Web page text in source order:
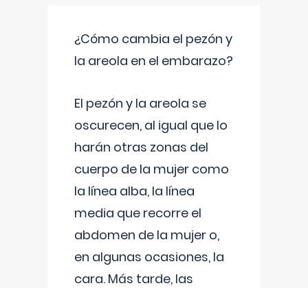
¿Cómo cambia el pezón y
la areola en el embarazo?
El pezón y la areola se
oscurecen, al igual que lo
harán otras zonas del
cuerpo de la mujer como
la línea alba, la línea
media que recorre el
abdomen de la mujer o,
en algunas ocasiones, la
cara. Más tarde, las